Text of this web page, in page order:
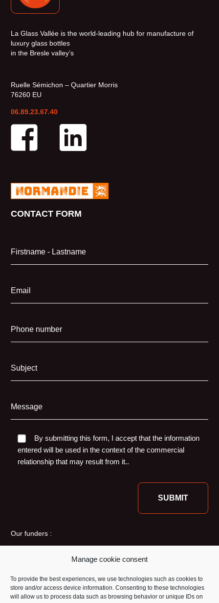
Manage cookie consent
To provide the best experiences, we use technologies such as cookies to
store and/or access device information. Consenting to these technologies
will allow us to process data such as browsing behavior or unique IDs on
La Glass Vallée is the world-leading hub for manufacture of
luxury glass bottles
in the Bresle valley’s
Ruelle Sémichon – Quartier Morris
76260 EU
06.89.23.67.40
CONTACT FORM
Firstname - Lastname
Email
Phone number
Subject
Message
By submitting this form, I accept that the information
entered will be used in the context of the commercial
relationship that may result from it..
Our funders :